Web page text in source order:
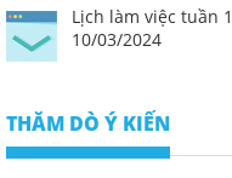
Lịch làm việc tuần
10/03/2024
THĂM DÒ Ý KIẾN